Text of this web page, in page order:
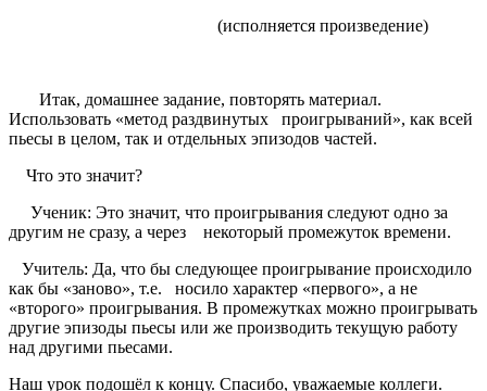
(исполняется произведение)
Итак, домашнее задание, повторять материал.
Использовать «метод раздвинутых проигрываний», как всей
пьесы в целом, так и отдельных эпизодов частей.
Что это значит?
Ученик: Это значит, что проигрывания следуют одно за
другим не сразу, а через некоторый промежуток времени.
Учитель: Да, что бы следующее проигрывание происходило
как бы «заново», т.е. носило характер «первого», а не
«второго» проигрывания. В промежутках можно проигрывать
другие эпизоды пьесы или же производить текущую работу
над другими пьесами.
Наш урок подошёл к концу. Спасибо, уважаемые коллеги.